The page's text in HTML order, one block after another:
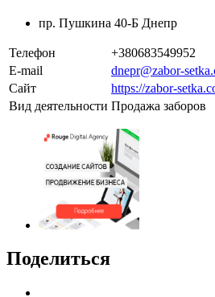
пр. Пушкина 40-Б Днепр
Телефон
+380683549952
E-mail
dnepr@zabor-
Сайт
https://zabor-
Вид деятельности Продажа заборов
Поделиться